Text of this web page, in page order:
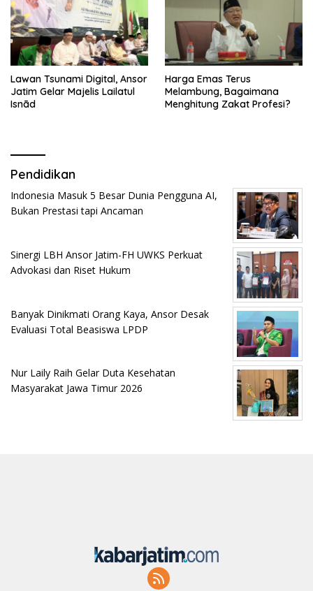
Lawan Tsunami Digital, Ansor
Jatim Gelar Majelis Lailatul
Isnād
Harga Emas Terus
Melambung, Bagaimana
Menghitung Zakat Profesi?
Pendidikan
Indonesia Masuk 5 Besar Dunia Pengguna AI,
Bukan Prestasi tapi Ancaman
Sinergi LBH Ansor Jatim-FH UWKS Perkuat
Advokasi dan Riset Hukum
Banyak Dinikmati Orang Kaya, Ansor Desak
Evaluasi Total Beasiswa LPDP
Nur Laily Raih Gelar Duta Kesehatan
Masyarakat Jawa Timur 2026